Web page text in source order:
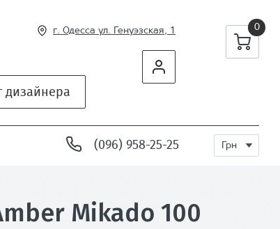
0
г. Одесса ул. Генуэзская, 1
дизайнера
Грн
(096) 958-25-25
Mikado 100